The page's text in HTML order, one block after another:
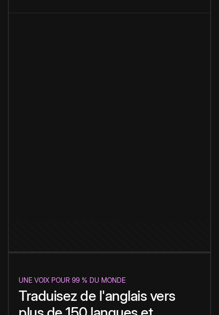
UNE VOIX POUR 99 % DU MONDE
Traduisez de l'anglais vers